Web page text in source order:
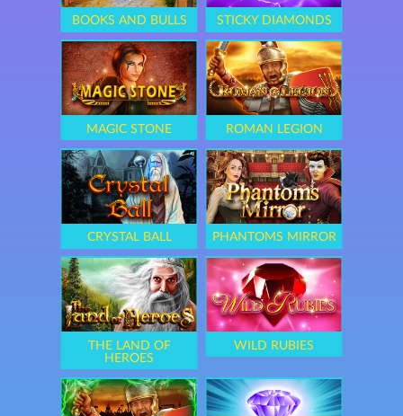
BOOKS AND BULLS STICKY DIAMONDS
MAGIC STONE ROMAN LEGION
CRYSTAL BALL PHANTOMS MIRROR
THE LAND OF
HEROES
WILD RUBIES